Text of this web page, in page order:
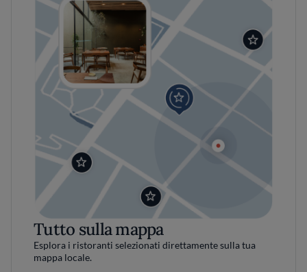
Tutto sulla mappa
Esplora i ristoranti selezionati direttamente sulla tua
mappa locale.